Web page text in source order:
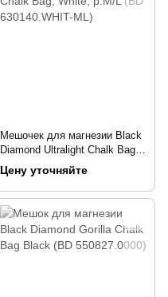
Мешочек для магнезии Black
Diamond Ultralight Chalk Bag,
White, р.M/L (BD 630140.WHIT-
ML)
Цену уточняйте